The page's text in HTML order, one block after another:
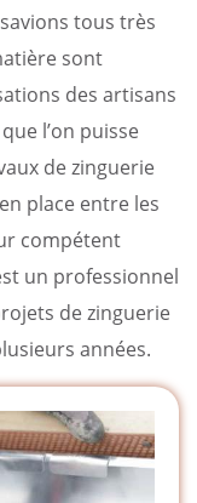
tous très
sont
des artisans
l’on puisse
de zinguerie
place entre les
compétent
un professionnel
de zinguerie
années.